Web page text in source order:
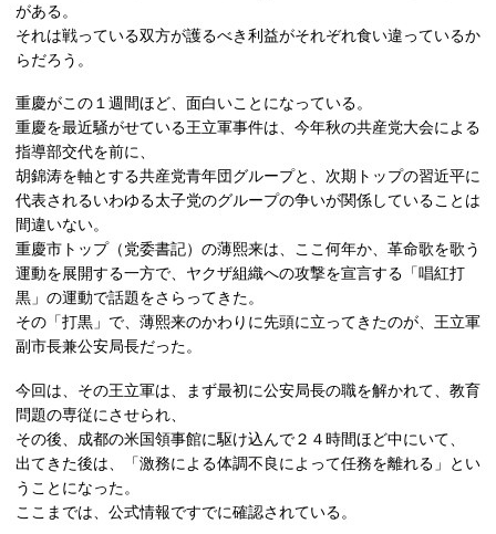
がある。
それは戦っている双方が護るべき利益がそれぞれ食い違っているか
らだろう。
重慶がこの１週間ほど、面白いことになっている。
重慶を最近騒がせている王立軍事件は、今年秋の共産党大会による
指導部交代を前に、
胡錦涛を軸とする共産党青年団グループと、次期トップの習近平に
代表されるいわゆる太子党のグループの争いが関係していることは
間違いない。
重慶市トップ（党委書記）の薄熙来は、ここ何年か、革命歌を歌う
運動を展開する一方で、ヤクザ組織への攻撃を宣言する「唱紅打
黒」の運動で話題をさらってきた。
その「打黒」で、薄熙来のかわりに先頭に立ってきたのが、王立軍
副市長兼公安局長だった。
今回は、その王立軍は、まず最初に公安局長の職を解かれて、教育
問題の専従にさせられ、
その後、成都の米国領事館に駆け込んで２４時間ほど中にいて、
出てきた後は、「激務による体調不良によって任務を離れる」とい
うことになった。
ここまでは、公式情報ですでに確認されている。